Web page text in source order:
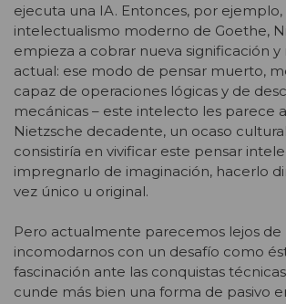
ejecuta una IA. Entonces, por
intelectualismo moderno de Goethe,
empieza a cobrar nueva significación y
actual: ese modo de pensar muerto,
capaz de operaciones lógicas y de
mecánicas – este intelecto les parece
Nietzsche decadente, un ocaso
consistiría en vivificar este pensar
impregnarlo de imaginación, hacerlo
vez único u original.
Pero actualmente parecemos lejos de
incomodarnos con un desafío como
fascinación ante las conquistas
cunde más bien una forma de pasivo